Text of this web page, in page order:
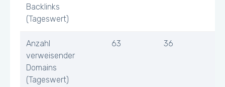
Backlinks
(Tageswert)
Anzahl
verweisender
Domains
(Tageswert)
63 36